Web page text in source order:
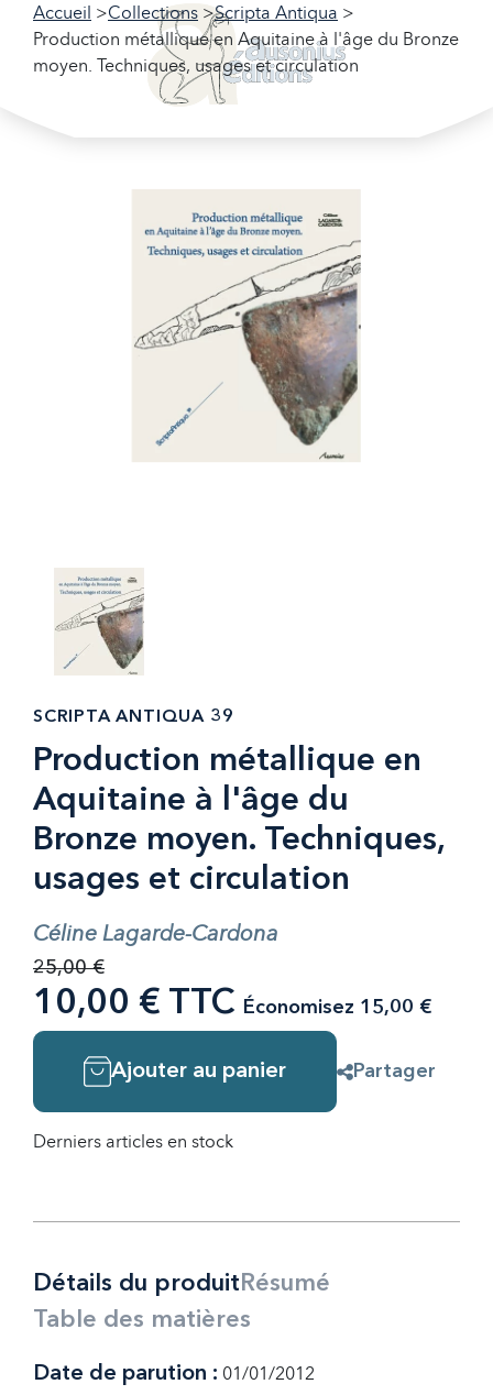
Accueil Collections
Scripta Antiqua
Production métallique en Aquitaine à l'âge du Bronze
moyen. Techniques, usages et circulation
SCRIPTA ANTIQUA 39
Production métallique en
Aquitaine à l'âge du
Bronze moyen. Techniques,
usages et circulation
Céline Lagarde-Cardona
25,00 €
10,00 € TTC Économisez 15,00 €
Ajouter au panier Partager
Derniers articles en stock
Détails du produit Résumé
Table des matières
Date de parution : 01/01/2012